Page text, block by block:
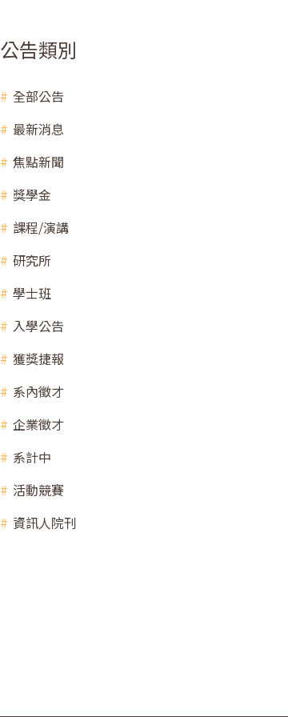
公告類別
全部公告
最新消息
焦點新聞
獎學金
課程/演講
研究所
學士班
入學公告
獲獎捷報
系內徵才
企業徵才
系計中
活動競賽
資訊人院刊